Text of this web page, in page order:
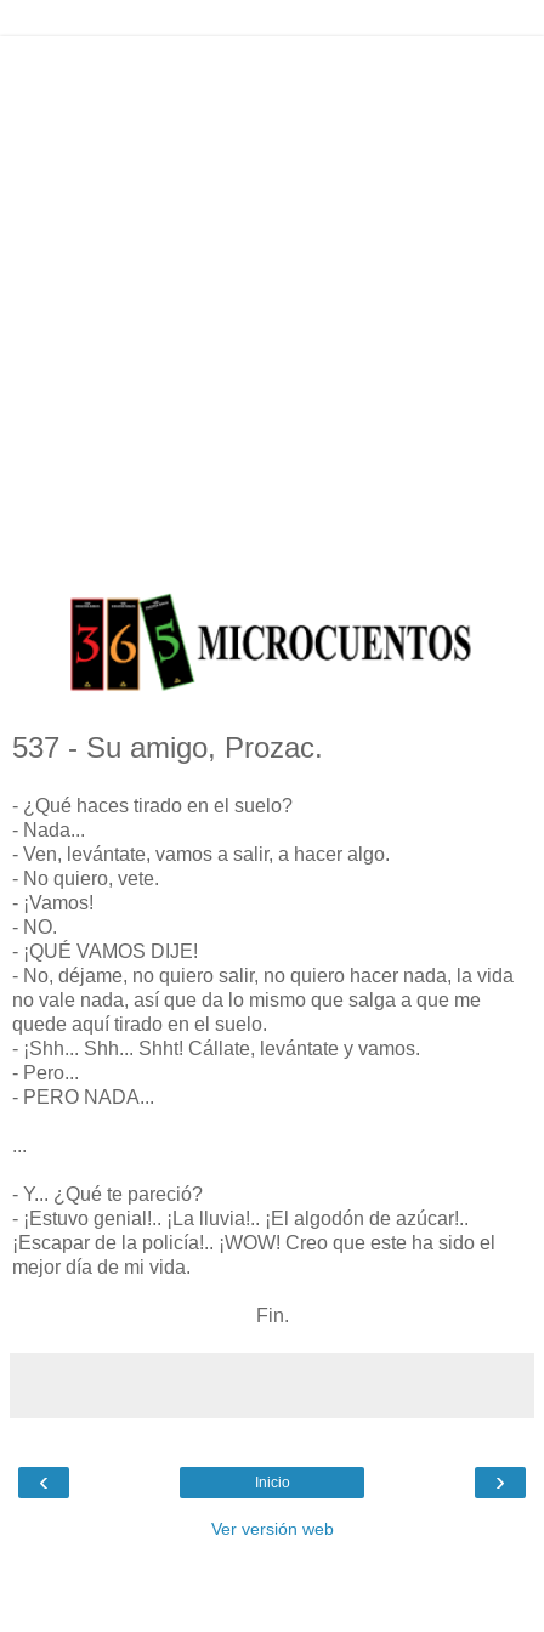
537 - Su amigo, Prozac.
- ¿Qué haces tirado en el suelo?
- Nada...
- Ven, levántate, vamos a salir, a hacer algo.
- No quiero, vete.
- ¡Vamos!
- NO.
- ¡QUÉ VAMOS DIJE!
- No, déjame, no quiero salir, no quiero hacer nada, la vida
no vale nada, así que da lo mismo que salga a que me
quede aquí tirado en el suelo.
- ¡Shh... Shh... Shht! Cállate, levántate y vamos.
- Pero...
- PERO NADA...
...
- Y... ¿Qué te pareció?
- ¡Estuvo genial!.. ¡La lluvia!.. ¡El algodón de azúcar!..
¡Escapar de la policía!.. ¡WOW! Creo que este ha sido el
mejor día de mi vida.
Fin.
‹ ›
Inicio
Ver versión web